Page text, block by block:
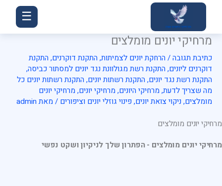
☰
מרחיקי יונים מומלצים
כתיבת תגובה/הרחקת יונים לצמיתות,התקנת דוקרנים,התקנת
דוקרנים ליונים,התקנת רשת מגולוונת נגד יונים למסתור כביסה,
התקנת רשת נגד יונים,התקנת רשתות יונים,התקנת רשתות יונים כל
מה שצריך לדעת,מרחיקי היונים,מרחיקי יונים,מרחיקי יונים
מומלצים,ניקוי צואת יונים,פינוי גוזלי יונים וציפורים / מאתadmin
מרחיקי יונים מומלצים
מרחיקי יונים מומלצים - הפתרון שלך לניקיון ושקט נפשי